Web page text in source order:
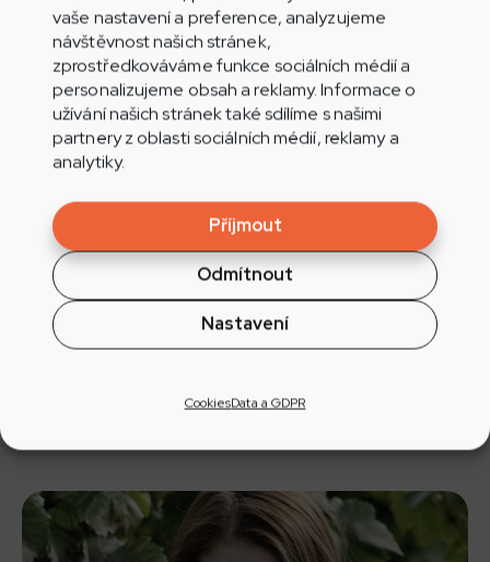
vaše nastavení a preference, analyzujeme
návštěvnost našich stránek,
zprostředkováváme funkce sociálních médií a
personalizujeme obsah a reklamy. Informace o
užívání našich stránek také sdílíme s našimi
partnery z oblasti sociálních médií, reklamy a
analytiky.
Příjmout
Odmítnout
Nastavení
CookiesData a GDPR
NOVINKY AKCE
13.7. Retro Music Festival v Břeclavi, živě i na
Rádiu Jih!
Už v sobotu 13. července se společně potkáme na
- ...